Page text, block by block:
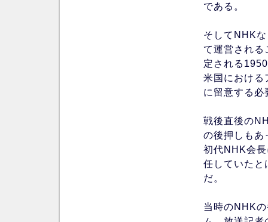
である。
そしてNHK
て運営される
定される
米国における
に留意する必
戦後直後の
の後押しもあ
初代NHK会
任していたと
だ。
当時のNHK